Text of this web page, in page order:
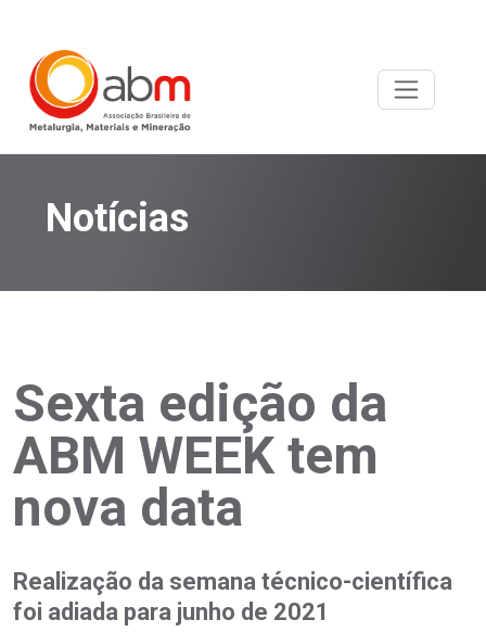
Notícias
Sexta edição da
ABM WEEK tem
nova data
Realização da semana técnico-científica
foi adiada para junho de 2021